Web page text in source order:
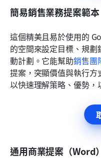
簡易銷售業務提案範本
這個精美且易於使用的
的空間來設定目標、規
動計劃。它能幫助銷售團
提案，突顯價值與執行
以快速理解策略、優勢，
通用商業提案（Word）